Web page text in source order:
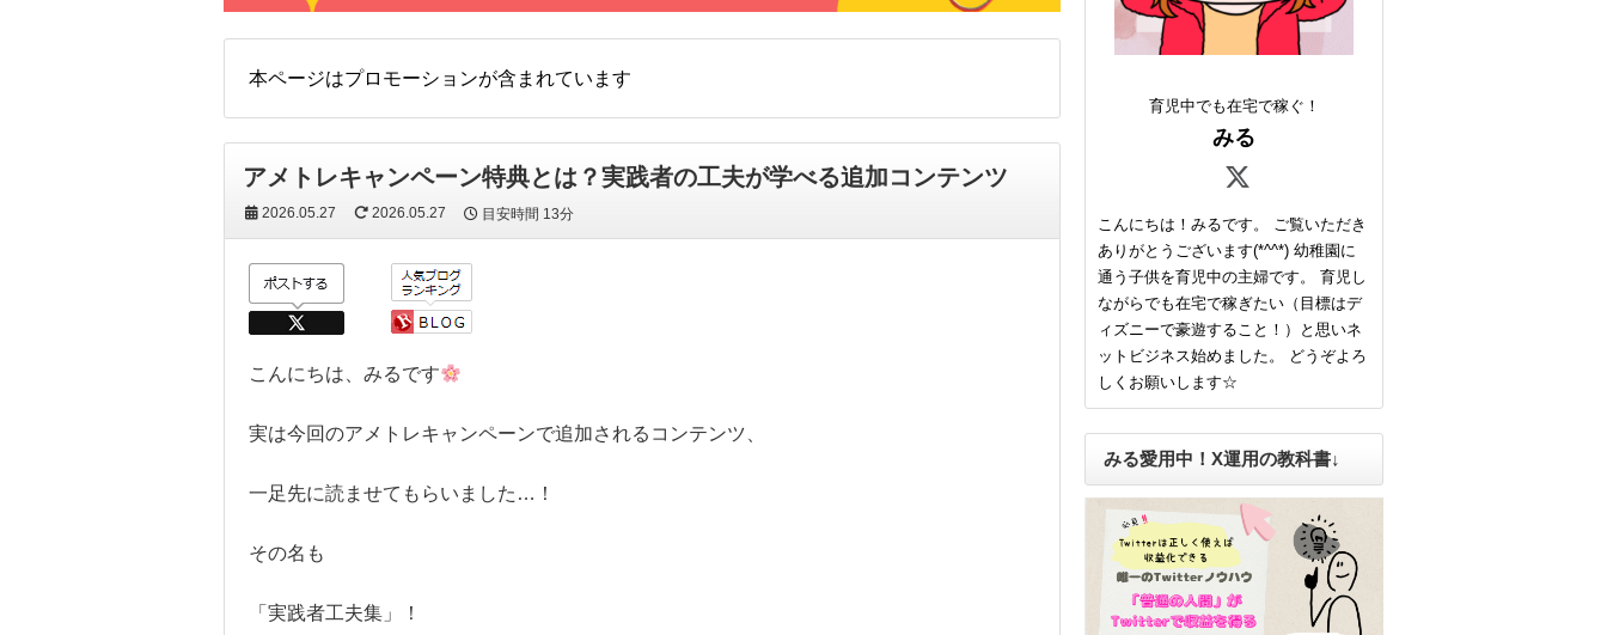
本ページはプロモーションが含まれています
アメトレキャンペーン特典とは？実践者の工夫が学べる追加コンテンツ
2026.05.27 2026.05.27 目安時間 13分
こんにちは、みるです
実は今回のアメトレキャンペーンで追加されるコンテンツ、
一足先に読ませてもらいました…！
その名も
「実践者工夫集」！
育児中でも在宅で稼ぐ！
みる
こんにちは！みるです。 ご覧いただき
ありがとうございます(*^^*) 幼稚園に
通う子供を育児中の主婦です。 育児し
ながらでも在宅で稼ぎたい（目標はデ
ィズニーで豪遊すること！）と思いネ
ットビジネス始めました。 どうぞよろ
しくお願いします☆
みる愛用中！X運用の教科書↓